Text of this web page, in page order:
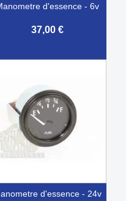
manometre d'essence - 6v
37,00 €
manometre d'essence - 24v